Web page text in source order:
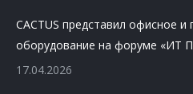
CACTUS представил офисное и
оборудование на форуме «ИТ
17.04.2026